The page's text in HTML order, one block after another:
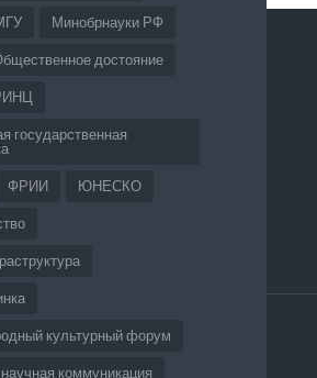
Минобрнауки РФ
достояние
государственная
ФРИИ ЮНЕСКО
культурный форум
научная коммуникация